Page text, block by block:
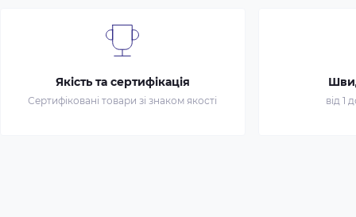
Якість та сертифікація
Сертифіковані товари зі знаком якості від 1